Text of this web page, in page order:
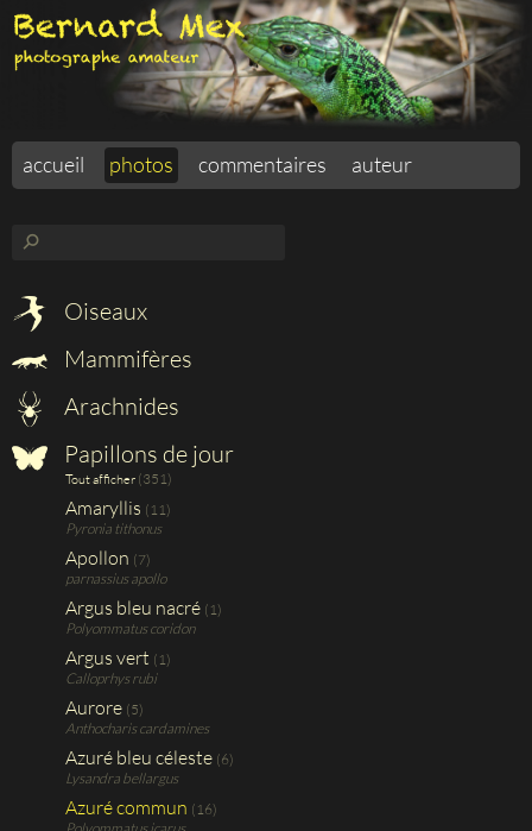
accueil photos commentaires auteur
⚲
Oiseaux
Mammifères
Arachnides
Papillons de jour
Tout afficher (351)
Amaryllis (11)
Pyronia tithonus
Apollon (7)
parnassius apollo
Argus bleu nacré (1)
Polyommatus coridon
Argus vert (1)
Calloprhys rubi
Aurore (5)
Anthocharis cardamines
Azuré bleu céleste (6)
Lysandra bellargus
Azuré commun (16)
Polyommatus icarus